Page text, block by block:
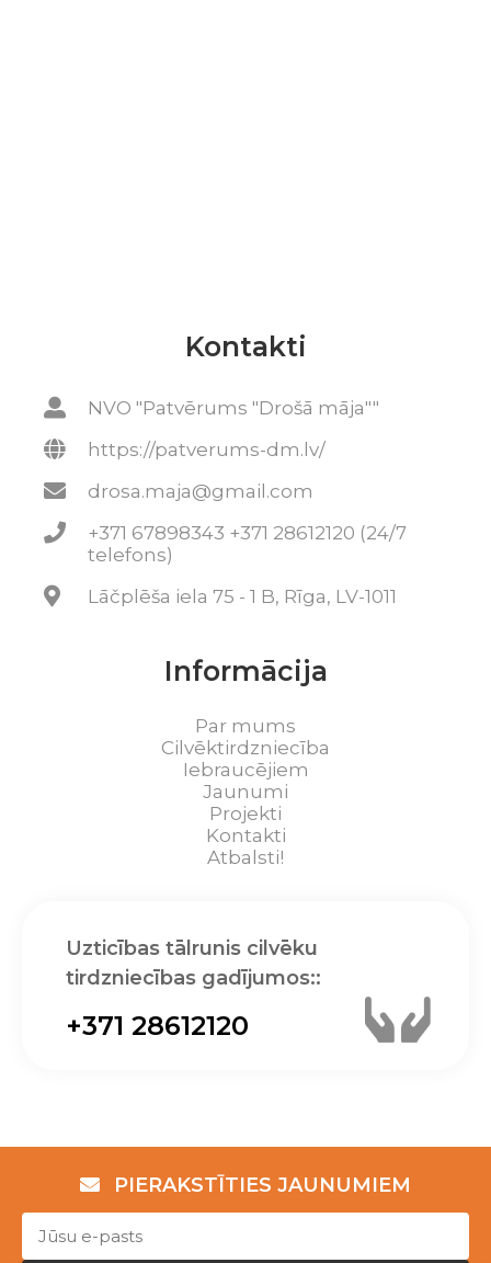
Kontakti
NVO "Patvērums "Drošā māja""
https://patverums-dm.lv/
drosa.maja@gmail.com
+371 67898343 +371 28612120 (24/7
telefons)
Lāčplēša iela 75 - 1 B, Rīga, LV-1011
Informācija
Par mums
Cilvēktirdzniecība
Iebraucējiem
Jaunumi
Projekti
Kontakti
Atbalsti!
Uzticības tālrunis cilvēku
tirdzniecības gadījumos::
+371 28612120
PIERAKSTĪTIES JAUNUMIEM